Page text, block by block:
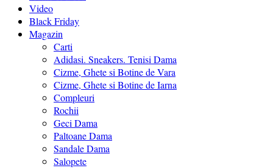
Video
Black Friday
Magazin
Carti
Adidasi. Sneakers. Tenisi Dama
Cizme, Ghete si Botine de Vara
Cizme, Ghete si Botine de Iarna
Compleuri
Rochii
Geci Dama
Paltoane Dama
Sandale Dama
Salopete